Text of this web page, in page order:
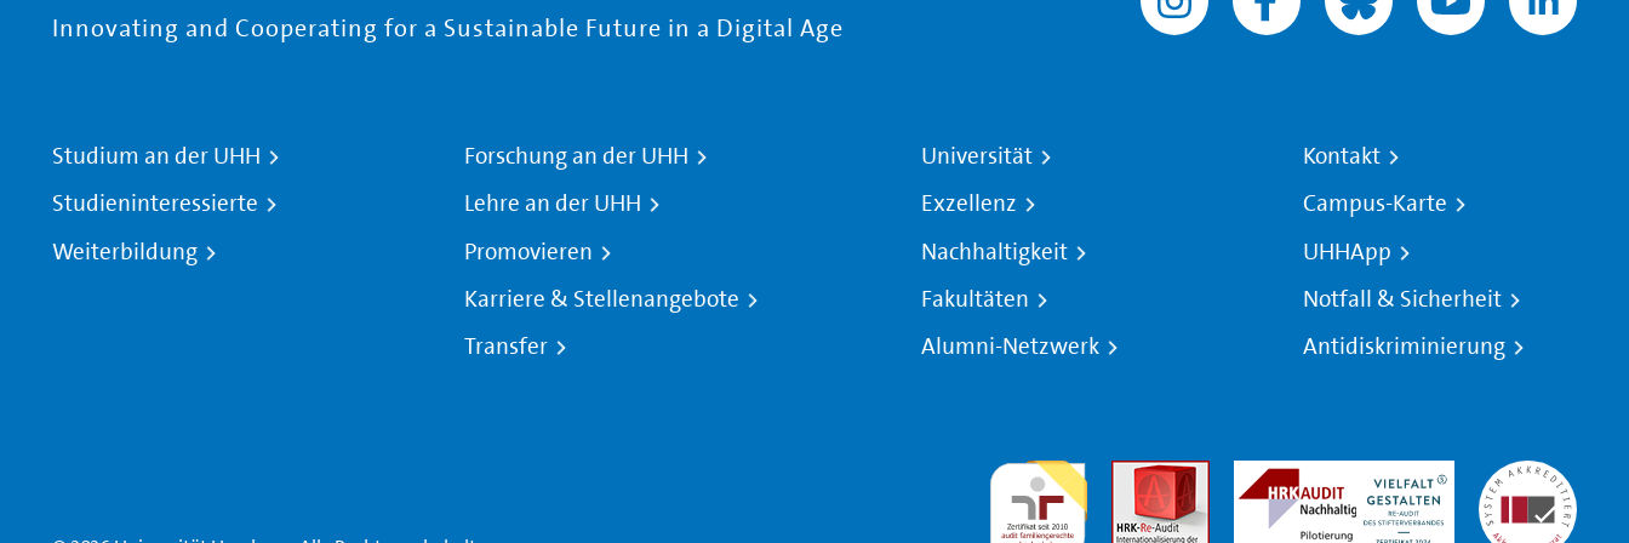
Innovating and Cooperating for a Sustainable Future in a Digital Age
Studium an der UHH
Studieninteressierte
Weiterbildung
Forschung an der UHH
Lehre an der UHH
Promovieren
Karriere & Stellenangebote
Transfer
Universität
Exzellenz
Nachhaltigkeit
Fakultäten
Alumni-Netzwerk
Kontakt
Campus-Karte
UHHApp
Notfall & Sicherheit
Antidiskriminierung